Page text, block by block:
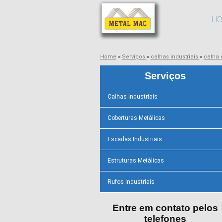
Home » Serviços » calhas industriais » calha
Serviços
Calhas Industriais
Coberturas Metálicas
Escadas Industriais
Estruturas Metálicas
Rufos Industriais
Entre em contato pelos
telefones